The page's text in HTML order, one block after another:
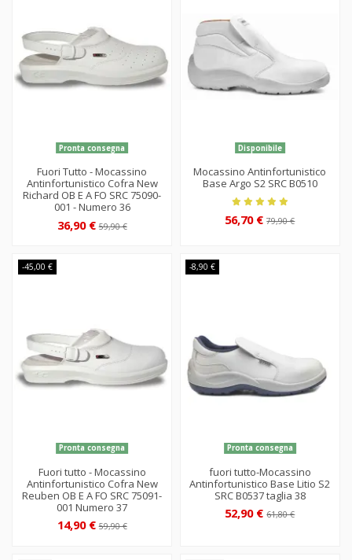
Pronta consegna
Fuori Tutto - Mocassino
Antinfortunistico Cofra New
Richard OB E A FO SRC 75090-
001 - Numero 36
36,90 €59,90 €
Disponibile
Mocassino Antinfortunistico
Base Argo S2 SRC B0510
56,70 €79,90 €
-45,00 €
Pronta consegna
Fuori tutto - Mocassino
Antinfortunistico Cofra New
Reuben OB E A FO SRC 75091-
001 Numero 37
14,90 €59,90 €
-8,90 €
Pronta consegna
fuori tutto-Mocassino
Antinfortunistico Base Litio S2
SRC B0537 taglia 38
52,90 €61,80 €